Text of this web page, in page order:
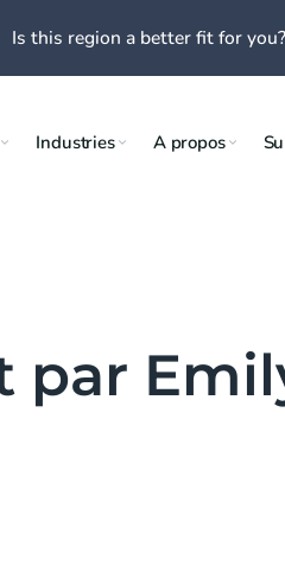
Industries A propos
par
Is this region a better fit for you?